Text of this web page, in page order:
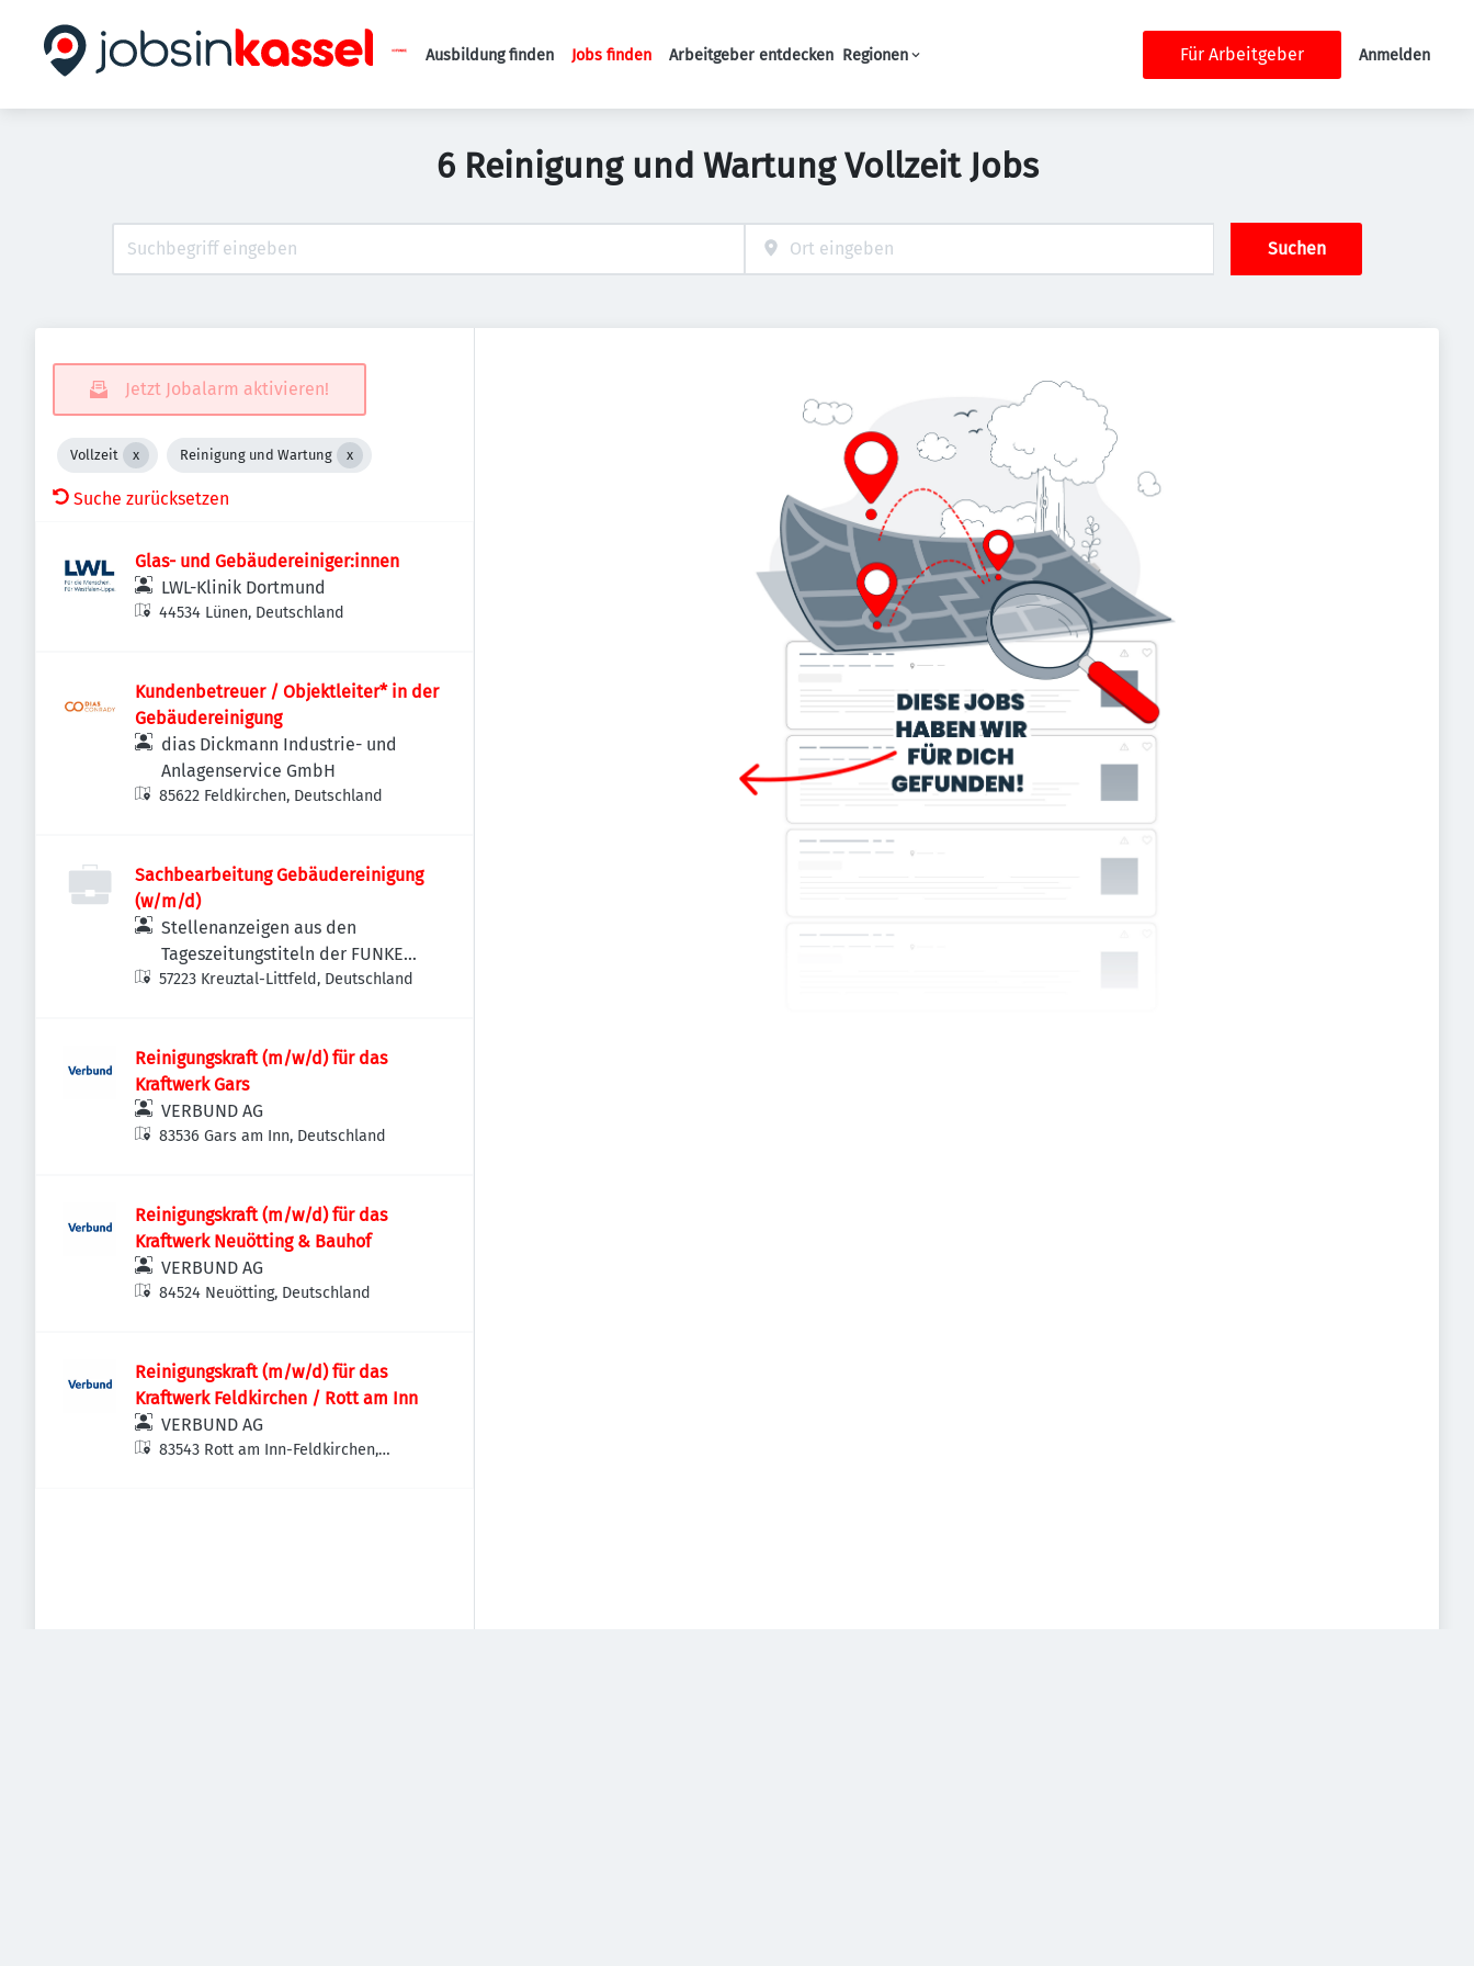
Haupt-Navigation
Ausbildung finden Jobs finden Arbeitgeber entdecken Regionen Für Arbeitgeber Anmelden
6 Reinigung und Wartung Vollzeit Jobs
Suchen
Jetzt Jobalarm aktivieren!
Vollzeit Reinigung und Wartung
Suche zurücksetzen
Glas- und Gebäudereiniger:innen
LWL-Klinik Dortmund
44534 Lünen, Deutschland
Kundenbetreuer / Objektleiter* in der
Gebäudereinigung
dias Dickmann Industrie- und
Anlagenservice GmbH
85622 Feldkirchen, Deutschland
Sachbearbeitung Gebäudereinigung
(w/m/d)
Stellenanzeigen aus den
Tageszeitungstiteln der FUNKE
MEDIEN NRW
57223 Kreuztal-Littfeld, Deutschland
Reinigungskraft (m/w/d) für das
Kraftwerk Gars
VERBUND AG
83536 Gars am Inn, Deutschland
Reinigungskraft (m/w/d) für das
Kraftwerk Neuötting & Bauhof
VERBUND AG
84524 Neuötting, Deutschland
Reinigungskraft (m/w/d) für das
Kraftwerk Feldkirchen / Rott am Inn
VERBUND AG
83543 Rott am Inn-Feldkirchen,